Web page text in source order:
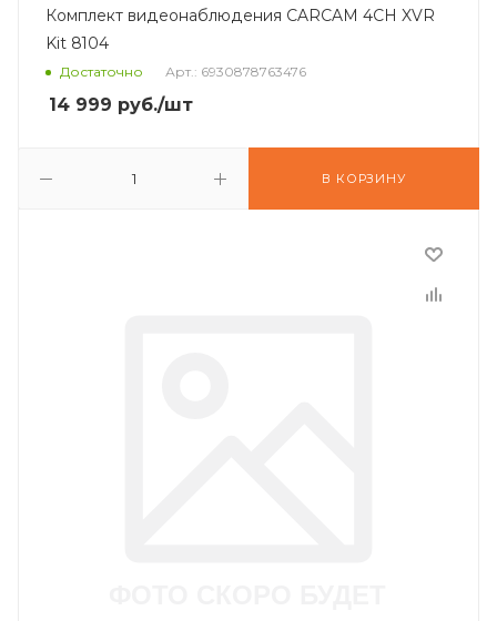
Комплект видеонаблюдения CARCAM 4CH XVR
Kit 8104
Достаточно Арт.: 6930878763476
14 999 руб./шт
В КОРЗИНУ